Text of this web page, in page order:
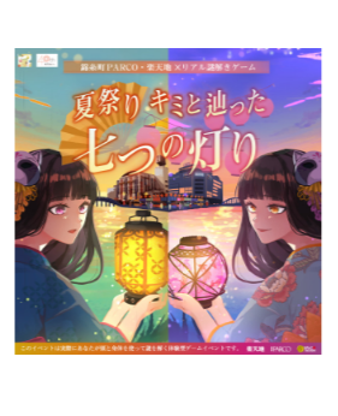
ニュース
レストラン・カフェ
TAX FREE
PARCOメンバーズ
한국어
ภาษาไทย
日本語